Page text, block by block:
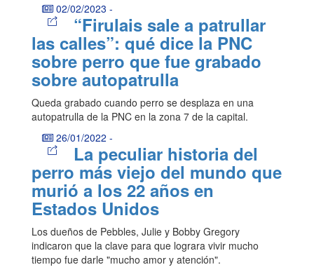
02/02/2023 -
“Firulais sale a patrullar
las calles”: qué dice la PNC
sobre perro que fue grabado
sobre autopatrulla
Queda grabado cuando perro se desplaza en una
autopatrulla de la PNC en la zona 7 de la capital.
26/01/2022 -
La peculiar historia del
perro más viejo del mundo que
murió a los 22 años en
Estados Unidos
Los dueños de Pebbles, Julie y Bobby Gregory
indicaron que la clave para que lograra vivir mucho
tiempo fue darle "mucho amor y atención".